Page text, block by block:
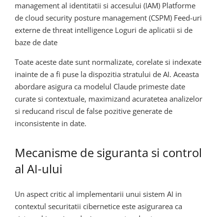
management al identitatii si accesului (IAM) Platforme
de cloud security posture management (CSPM) Feed-uri
externe de threat intelligence Loguri de aplicatii si de
baze de date
Toate aceste date sunt normalizate, corelate si indexate
inainte de a fi puse la dispozitia stratului de AI. Aceasta
abordare asigura ca modelul Claude primeste date
curate si contextuale, maximizand acuratetea analizelor
si reducand riscul de false pozitive generate de
inconsistente in date.
Mecanisme de siguranta si control
al AI-ului
Un aspect critic al implementarii unui sistem AI in
contextul securitatii cibernetice este asigurarea ca